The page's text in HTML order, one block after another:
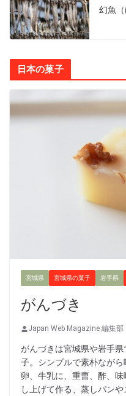
幻魚
日本の菓子
宮城県 宮城県の菓子 岩手県
がんづき
Japan Web Magazine 編集部
がんづきは宮城県や岩手
子。シンプルで素朴ながら
卵、牛乳に、重曹、酢、
し上げて作る、蒸しパン